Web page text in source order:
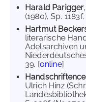
Harald Parigger
(1980), Sp.
Hartmut
literarische
Adelsarchiven
39. [online]
Ulrich Hinz